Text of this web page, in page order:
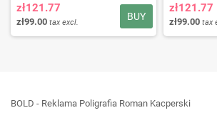
BUY
zł121.77
zł99.00 tax excl.
zł121.77
zł99.00 tax
BOLD - Reklama Poligrafia Roman Kacperski